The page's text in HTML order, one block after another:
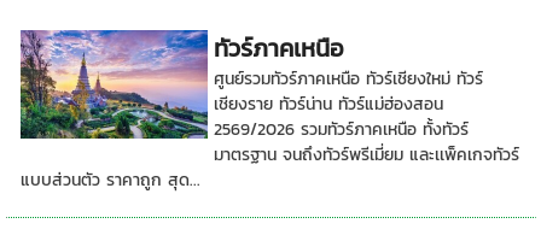
ทัวร์ภาคเหนือ
ศูนย์รวมทัวร์ภาคเหนือ ทัวร์เชียงใหม่ ทัวร์
เชียงราย ทัวร์น่าน ทัวร์แม่ฮ่องสอน
2569/2026 รวมทัวร์ภาคเหนือ ทั้งทัวร์
มาตรฐาน จนถึงทัวร์พรีเมี่ยม และเเพ็คเกจทัวร์
แบบส่วนตัว ราคาถูก สุด...